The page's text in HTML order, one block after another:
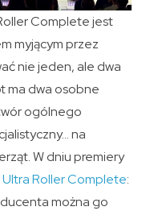
Complete jest
myjącym przez
nie jeden, ale dwa
ma dwa osobne
ogólnego
na
W dniu premiery
Roller Complete:
można go